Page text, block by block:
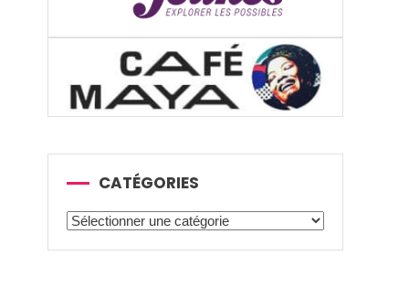
CATÉGORIES
Catégories